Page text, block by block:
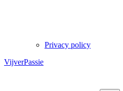
Privacy policy
VijverPassie